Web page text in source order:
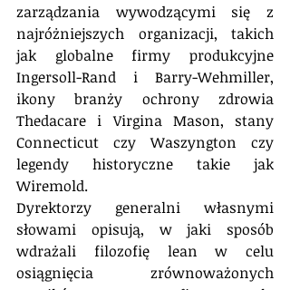
zarządzania wywodzącymi się z
najróżniejszych organizacji, takich
jak globalne firmy produkcyjne
Ingersoll-Rand i Barry-Wehmiller,
ikony branży ochrony zdrowia
Thedacare i Virgina Mason, stany
Connecticut czy Waszyngton czy
legendy historyczne takie jak
Wiremold.
Dyrektorzy generalni własnymi
słowami opisują, w jaki sposób
wdrażali filozofię lean w celu
osiągnięcia zrównoważonych